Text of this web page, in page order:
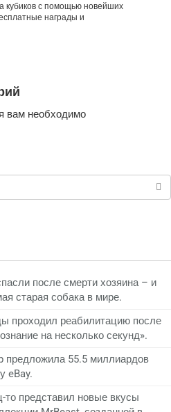
кубиков с помощью новейших
награды и
вам необходимо
после смерти хозяина – и
старая собака в мире.
проходил реабилитацию после
на несколько секунд».
предложила 55.5 миллиардов
eBay.
то представил новые вкусы